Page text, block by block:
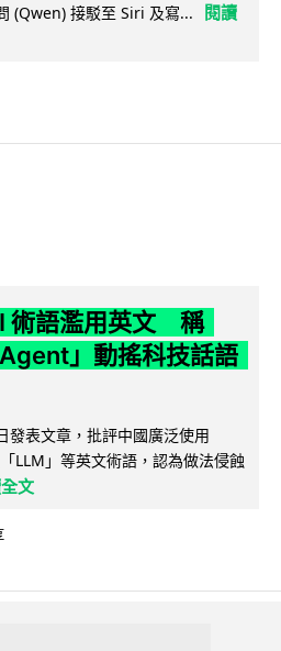
(Qwen) 接駁至 Siri 及寫...
閱讀
術語濫用英文 稱
」動搖科技話語
發表文章，批評中國廣泛使用
LLM」等英文術語，認為做法侵蝕
文